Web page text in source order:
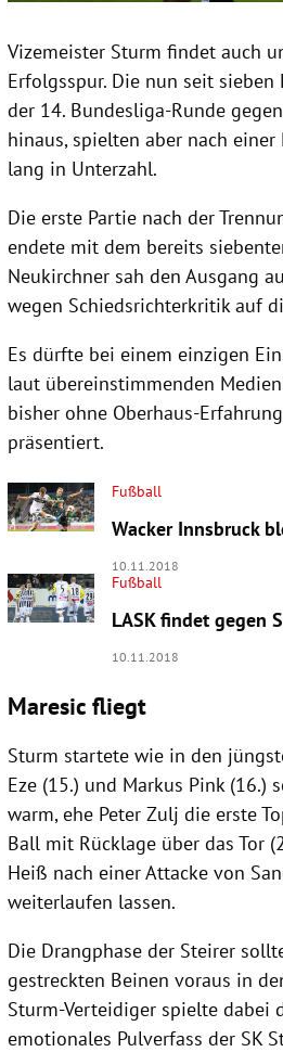
Vizemeister Sturm findet auch
Erfolgsspur. Die nun seit sieben
der 14. Bundesliga-Runde gegen
hinaus, spielten aber nach
lang in Unterzahl.
Die erste Partie nach der
endete mit dem bereits
Neukirchner sah den Ausgang
wegen Schiedsrichterkritik auf
Es dürfte bei einem einzigen
laut übereinstimmenden
bisher ohne Oberhaus-
präsentiert.
Fußball
Wacker Innsbruck
10.11.2018
Fußball
LASK findet gegen
10.11.2018
Maresic fliegt
Sturm startete wie in den
Eze (15.) und Markus Pink(16.)
warm, ehe Peter Zulj die erste
Ball mit Rücklage über das Tor
Heiß nach einer Attacke von
weiterlaufen lassen.
Die Drangphase der Steirer
gestreckten Beinen voraus in
Sturm-Verteidiger spielte dabei
emotionales Pulverfass der SK